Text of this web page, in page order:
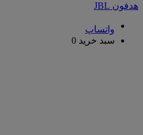
هدفون JBL
واتساپ
سبد خرید 0